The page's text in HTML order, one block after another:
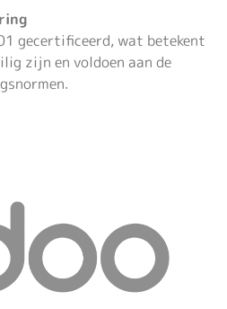
gecertificeerd, wat betekent
zijn en voldoen aan de